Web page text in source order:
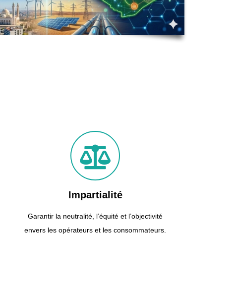
Impartialité
Garantir la neutralité, l’équité et l’objectivité
envers les opérateurs et les consommateurs.